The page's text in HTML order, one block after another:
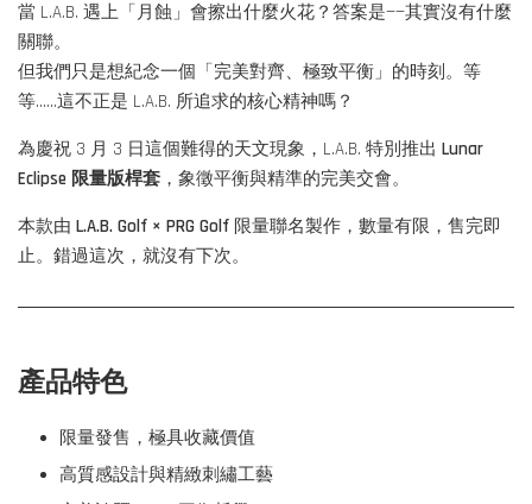
當 L.A.B. 遇上「月蝕」會擦出什麼火花？答案是——其實沒有什麼
關聯。
但我們只是想紀念一個「完美對齊、極致平衡」的時刻。等
等……這不正是 L.A.B. 所追求的核心精神嗎？
為慶祝 3 月 3 日這個難得的天文現象，L.A.B. 特別推出 Lunar
Eclipse 限量版桿套 ，象徵平衡與精準的完美交會。
本款由 L.A.B. Golf × PRG Golf 限量聯名製作，數量有限，售完即
止。錯過這次，就沒有下次。
產品特色
限量發售，極具收藏價值
高質感設計與精緻刺繡工藝